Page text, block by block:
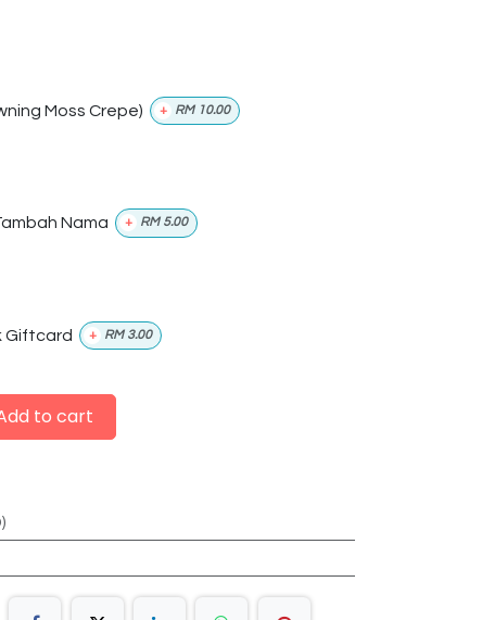
Moss Crepe) + RM 10.00
Nama + RM 5.00
Giftcard + RM 3.00
to cart